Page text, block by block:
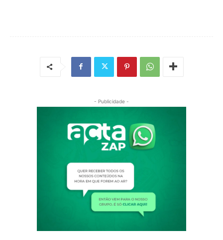
- Publicidade -